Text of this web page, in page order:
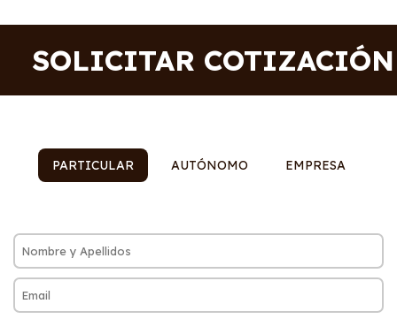
SOLICITAR COTIZACIÓN
PARTICULAR AUTÓNOMO EMPRESA